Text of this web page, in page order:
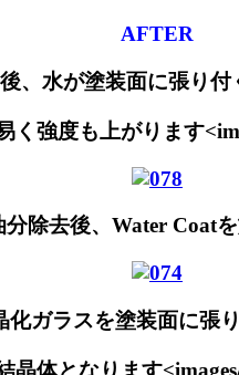
AFTER
、水が塗装面に張り付
強度も上がります
分除去後、Water Coat
化ガラスを塗装面に張
体となります